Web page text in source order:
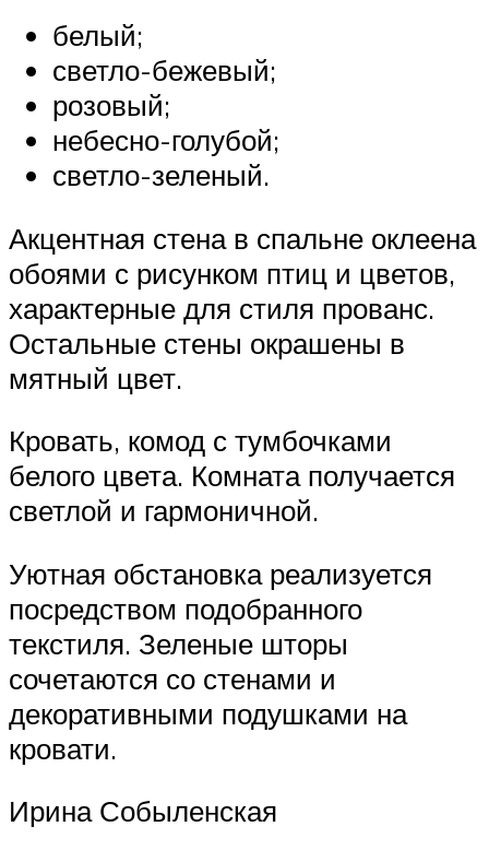
белый;
светло-бежевый;
розовый;
небесно-голубой;
светло-зеленый.
Акцентная стена в спальне оклеена
обоями с рисунком птиц и цветов,
характерные для стиля прованс.
Остальные стены окрашены в
мятный цвет.
Кровать, комод с тумбочками
белого цвета. Комната получается
светлой и гармоничной.
Уютная обстановка реализуется
посредством подобранного
текстиля. Зеленые шторы
сочетаются со стенами и
декоративными подушками на
кровати.
Ирина Собыленская